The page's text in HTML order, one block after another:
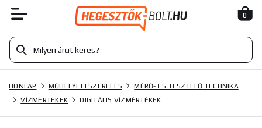
0
HONLAP MŰHELYFELSZERELÉS
MÉRŐ- ÉS TESZTELŐ TECHNIKA
VÍZMÉRTÉKEK
DIGITÁLIS VÍZMÉRTÉKEK